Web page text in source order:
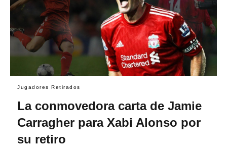
Jugadores Retirados
La conmovedora carta de Jamie
Carragher para Xabi Alonso por
su retiro